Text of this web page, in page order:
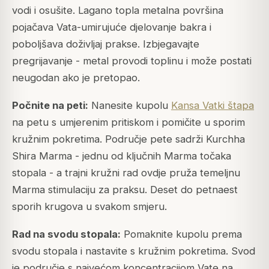
vodi i osušite. Lagano topla metalna površina
pojačava Vata-umirujuće djelovanje bakra i
poboljšava doživljaj prakse. Izbjegavajte
pregrijavanje - metal provodi toplinu i može postati
neugodan ako je pretopao.
Počnite na peti: Nanesite kupolu Kansa Vatki štapa
na petu s umjerenim pritiskom i pomičite u sporim
kružnim pokretima. Područje pete sadrži Kurchha
Shira Marma - jednu od ključnih Marma točaka
stopala - a trajni kružni rad ovdje pruža temeljnu
Marma stimulaciju za praksu. Deset do petnaest
sporih krugova u svakom smjeru.
Rad na svodu stopala: Pomaknite kupolu prema
svodu stopala i nastavite s kružnim pokretima. Svod